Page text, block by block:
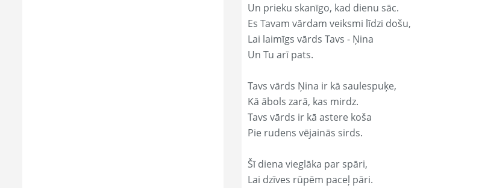
Un prieku skanīgo, kad dienu sāc.
Es Tavam vārdam veiksmi līdzi došu,
Lai laimīgs vārds Tavs - Ņina
Un Tu arī pats.
Tavs vārds Ņina ir kā saulespuķe,
Kā ābols zarā, kas mirdz.
Tavs vārds ir kā astere koša
Pie rudens vējainās sirds.
Šī diena vieglāka par spāri,
Lai dzīves rūpēm paceļ pāri.